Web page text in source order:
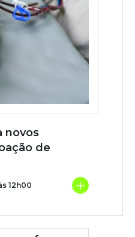
novos
de
12h00 +